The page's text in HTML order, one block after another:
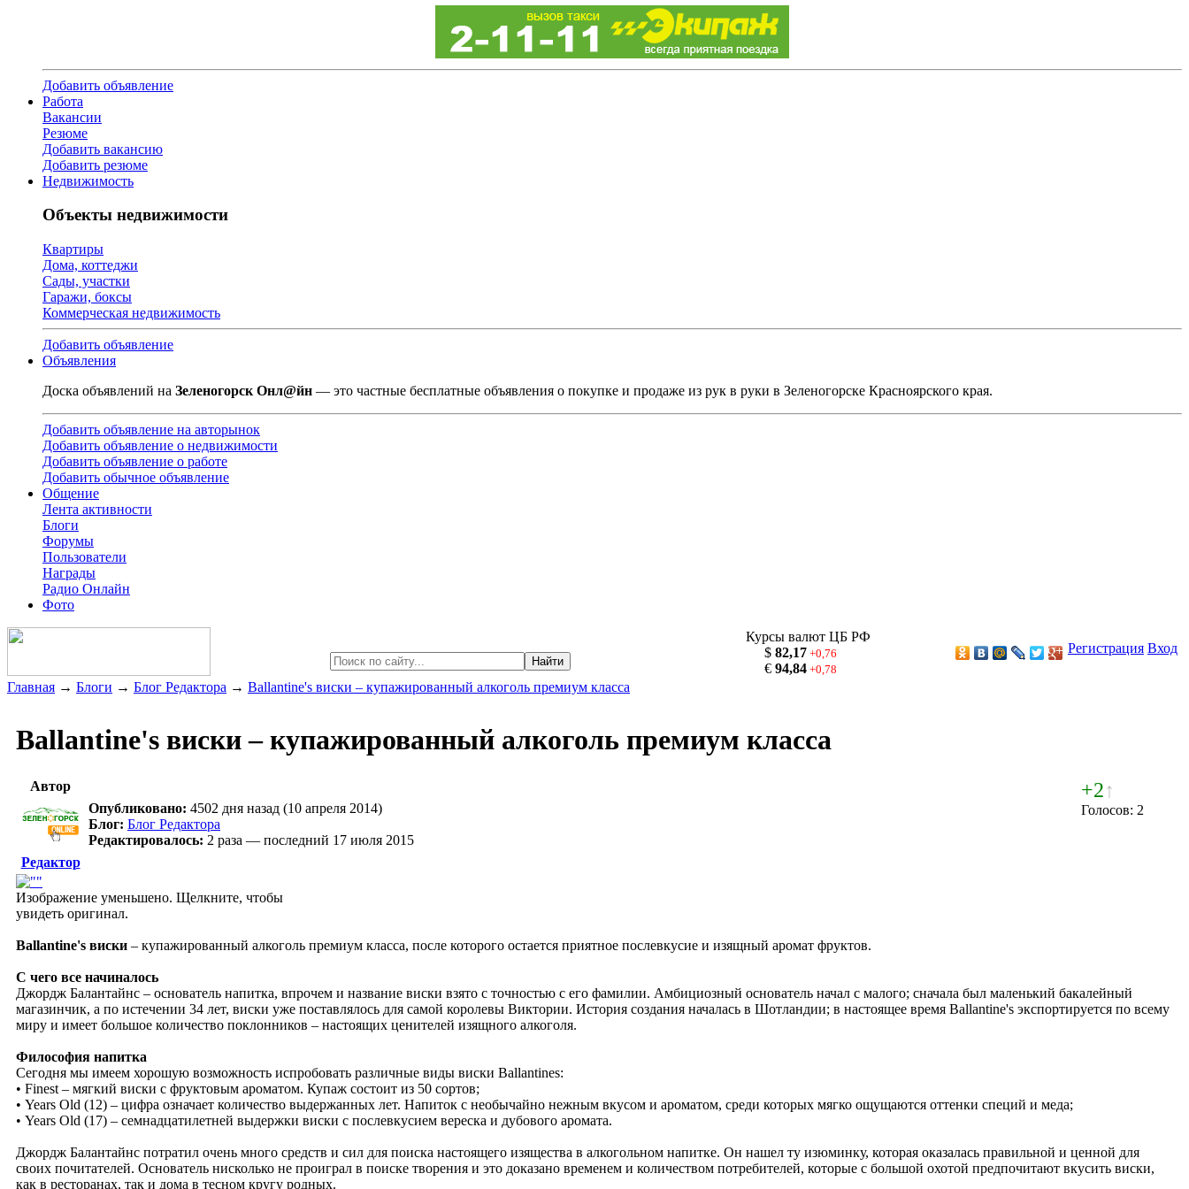
Добавить объявление
Работа
Вакансии
Резюме
Добавить вакансию
Добавить резюме
Недвижимость
Объекты недвижимости
Квартиры
Дома, коттеджи
Сады, участки
Гаражи, боксы
Коммерческая недвижимость
Добавить объявление
Объявления
Доска объявлений на Зеленогорск Онл@йн — это частные бесплатные объявления о покупке и продаже из рук в руки в Зеленогорске Красноярского края.
Добавить объявление на авторынок
Добавить объявление о недвижимости
Добавить объявление о работе
Добавить обычное объявление
Общение
Лента активности
Блоги
Форумы
Пользователи
Награды
Радио Онлайн
Фото
Найти
Курсы валют ЦБ РФ
$ 82,17+0,76
€ 94,84+0,78
Регистрация Вход
Главная → Блоги → Блог Редактора → Ballantine's виски – купажированный алкоголь премиум класса
Ballantine's виски – купажированный алкоголь премиум класса
Автор
Редактор
Опубликовано: 4502 дня назад (10 апреля 2014)
Блог: Блог Редактора
Редактировалось: 2 раза — последний 17 июля 2015
+2↑
Голосов: 2
Изображение уменьшено. Щелкните, чтобы
увидеть оригинал.
Ballantine's виски – купажированный алкоголь премиум класса, после которого остается приятное послевкусие и изящный аромат фруктов.
С чего все начиналось
Джордж Балантайнс – основатель напитка, впрочем и название виски взято с точностью с его фамилии. Амбициозный основатель начал с малого; сначала был маленький бакалейный
магазинчик, а по истечении 34 лет, виски уже поставлялось для самой королевы Виктории. История создания началась в Шотландии; в настоящее время Ballantine's экспортируется по всему
миру и имеет большое количество поклонников – настоящих ценителей изящного алкоголя.
Философия напитка
Сегодня мы имеем хорошую возможность испробовать различные виды виски Ballantines:
• Finest – мягкий виски с фруктовым ароматом. Купаж состоит из 50 сортов;
• Years Old (12) – цифра означает количество выдержанных лет. Напиток с необычайно нежным вкусом и ароматом, среди которых мягко ощущаются оттенки специй и меда;
• Years Old (17) – семнадцатилетней выдержки виски с послевкусием вереска и дубового аромата.
Джордж Балантайнс потратил очень много средств и сил для поиска настоящего изящества в алкогольном напитке. Он нашел ту изюминку, которая оказалась правильной и ценной для
своих почитателей. Основатель нисколько не проиграл в поиске творения и это доказано временем и количеством потребителей, которые с большой охотой предпочитают вкусить виски,
как в ресторанах, так и дома в тесном кругу родных.